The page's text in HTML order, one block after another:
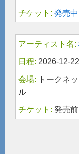
発売
2026-12-22
トークネ
ル
発売前